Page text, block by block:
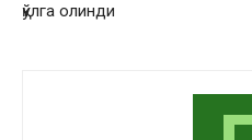
қўлга олинди